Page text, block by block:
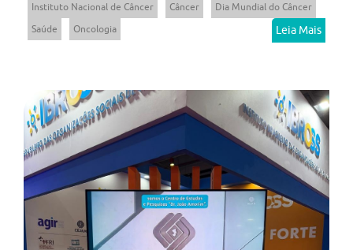
Instituto Nacional de Câncer Câncer
Dia Mundial do Câncer
Saúde
Oncologia Leia Mais